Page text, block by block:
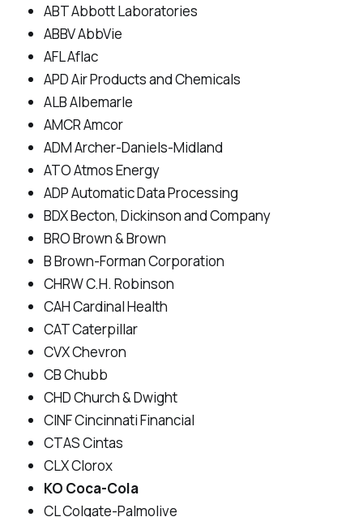
ABT Abbott Laboratories
ABBV AbbVie
AFL Aflac
APD Air Products and Chemicals
ALB Albemarle
AMCR Amcor
ADM Archer-Daniels-Midland
ATO Atmos Energy
ADP Automatic Data Processing
BDX Becton, Dickinson and Company
BRO Brown & Brown
B Brown-Forman Corporation
CHRW C.H. Robinson
CAH Cardinal Health
CAT Caterpillar
CVX Chevron
CB Chubb
CHD Church & Dwight
CINF Cincinnati Financial
CTAS Cintas
CLX Clorox
KO Coca-Cola
CL Colgate-Palmolive